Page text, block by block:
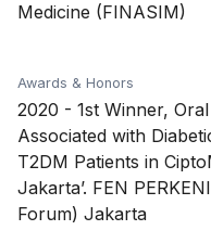
Medicine (FINASIM)
Awards & Honors
2020 - 1st Winner,
Associated with
T2DM Patients in
Jakarta’. FEN
Forum) Jakarta